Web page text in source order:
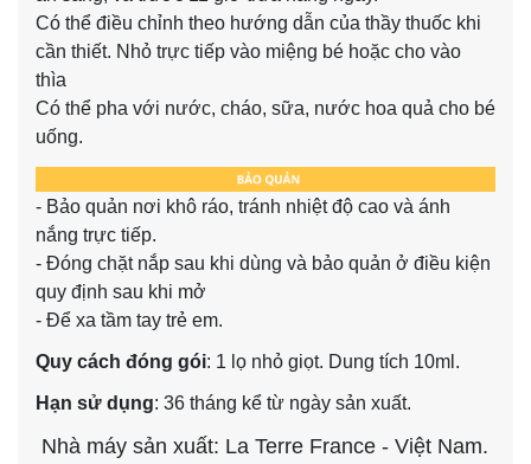
Có thể điều chỉnh theo hướng dẫn của thầy thuốc khi
cần thiết. Nhỏ trực tiếp vào miệng bé hoặc cho vào
thìa
Có thể pha với nước, cháo, sữa, nước hoa quả cho bé
uống.
- Bảo quản nơi khô ráo, tránh nhiệt độ cao và ánh
nắng trực tiếp.
- Đóng chặt nắp sau khi dùng và bảo quản ở điều kiện
quy định sau khi mở
- Để xa tầm tay trẻ em.
Quy cách đóng gói: 1 lọ nhỏ giọt. Dung tích 10ml.
Hạn sử dụng: 36 tháng kể từ ngày sản xuất.
Nhà máy sản xuất: La Terre France - Việt Nam.